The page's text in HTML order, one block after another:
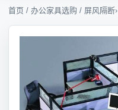
首页 / 办公家具选购 / 屏风隔断›